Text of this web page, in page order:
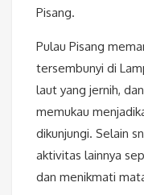
Pisang.
Pulau Pisang
tersembunyi di
laut yang jernih,
memukau
dikunjungi. Selain
aktivitas lainnya
dan menikmati